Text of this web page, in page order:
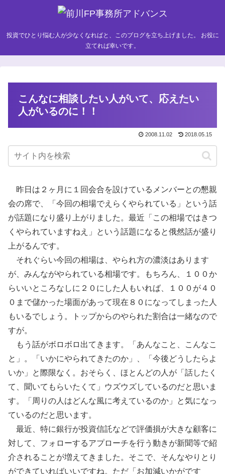
投資でひとり悩む人が少なくなればと、このブログを立ち上げました。 お役に
立てれば幸いです。
こんなに相談したい人がいて、応えたい
人がいるのに！！
2008.11.02 2018.05.15
昨日は２ヶ月に１回会合を設けているメンバーとの懇親
会の席で、「今回の相場でえらくやられている」という話
が話題になり盛り上がりました。最近「この相場ではきつ
くやられていますねえ」という話題になると俄然話が盛り
上がるんです。
それぐらい今回の相場は、やられ方の濃淡はあります
が、みんながやられている相場です。もちろん、１００か
らいいところなしに２０にした人もいれば、１００が４０
０まで儲かった場面があって現在８０になってしまった人
もいるでしょう。トップからのやられた割合は一緒なので
すが。
もう話がボロボロ出てきます。「あんなこと、こんなこ
と」。「いかにやられてきたのか」、「今後どうしたらよ
いか」と際限なく。おそらく、ほとんどの人が「話したく
て、聞いてもらいたくて」ウズウズしているのだと思いま
す。「周りの人はどんな風に考えているのか」と気になっ
ているのだと思います。
最近、特に銀行が投資信託などで評価損が大きな顧客に
対して、フォローするアプローチを行う動きが新聞等で紹
介されることが増えてきました。そこで、そんなやりとり
ができていればいいですね。ただ「お加減いかがです